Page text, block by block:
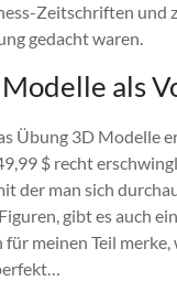
Zeitschriften und
gedacht waren.
als
Übung 3D Modelle
$ recht
der man sich
gibt es auch
meinen Teil